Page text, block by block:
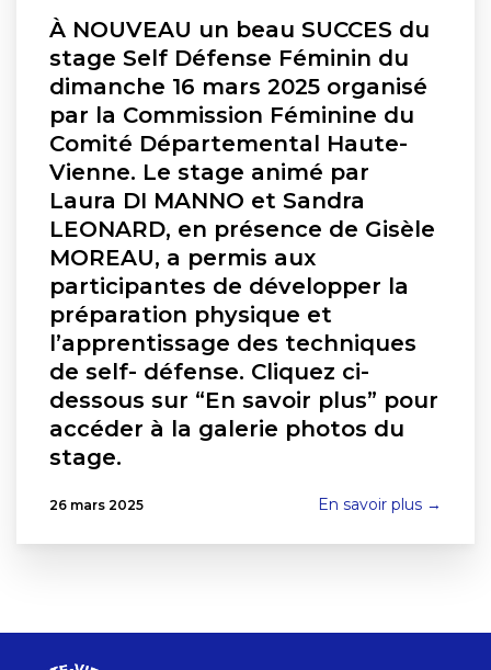
À NOUVEAU un beau SUCCES du
stage Self Défense Féminin du
dimanche 16 mars 2025 organisé
par la Commission Féminine du
Comité Départemental Haute-
Vienne. Le stage animé par
Laura DI MANNO et Sandra
LEONARD, en présence de Gisèle
MOREAU, a permis aux
participantes de développer la
préparation physique et
l’apprentissage des techniques
de self- défense. Cliquez ci-
dessous sur “En savoir plus” pour
accéder à la galerie photos du
stage.
26 mars 2025 En savoir plus →